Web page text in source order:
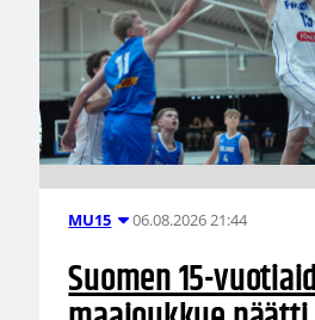
MU15 06.08.2026 21:44
Suomen 15-